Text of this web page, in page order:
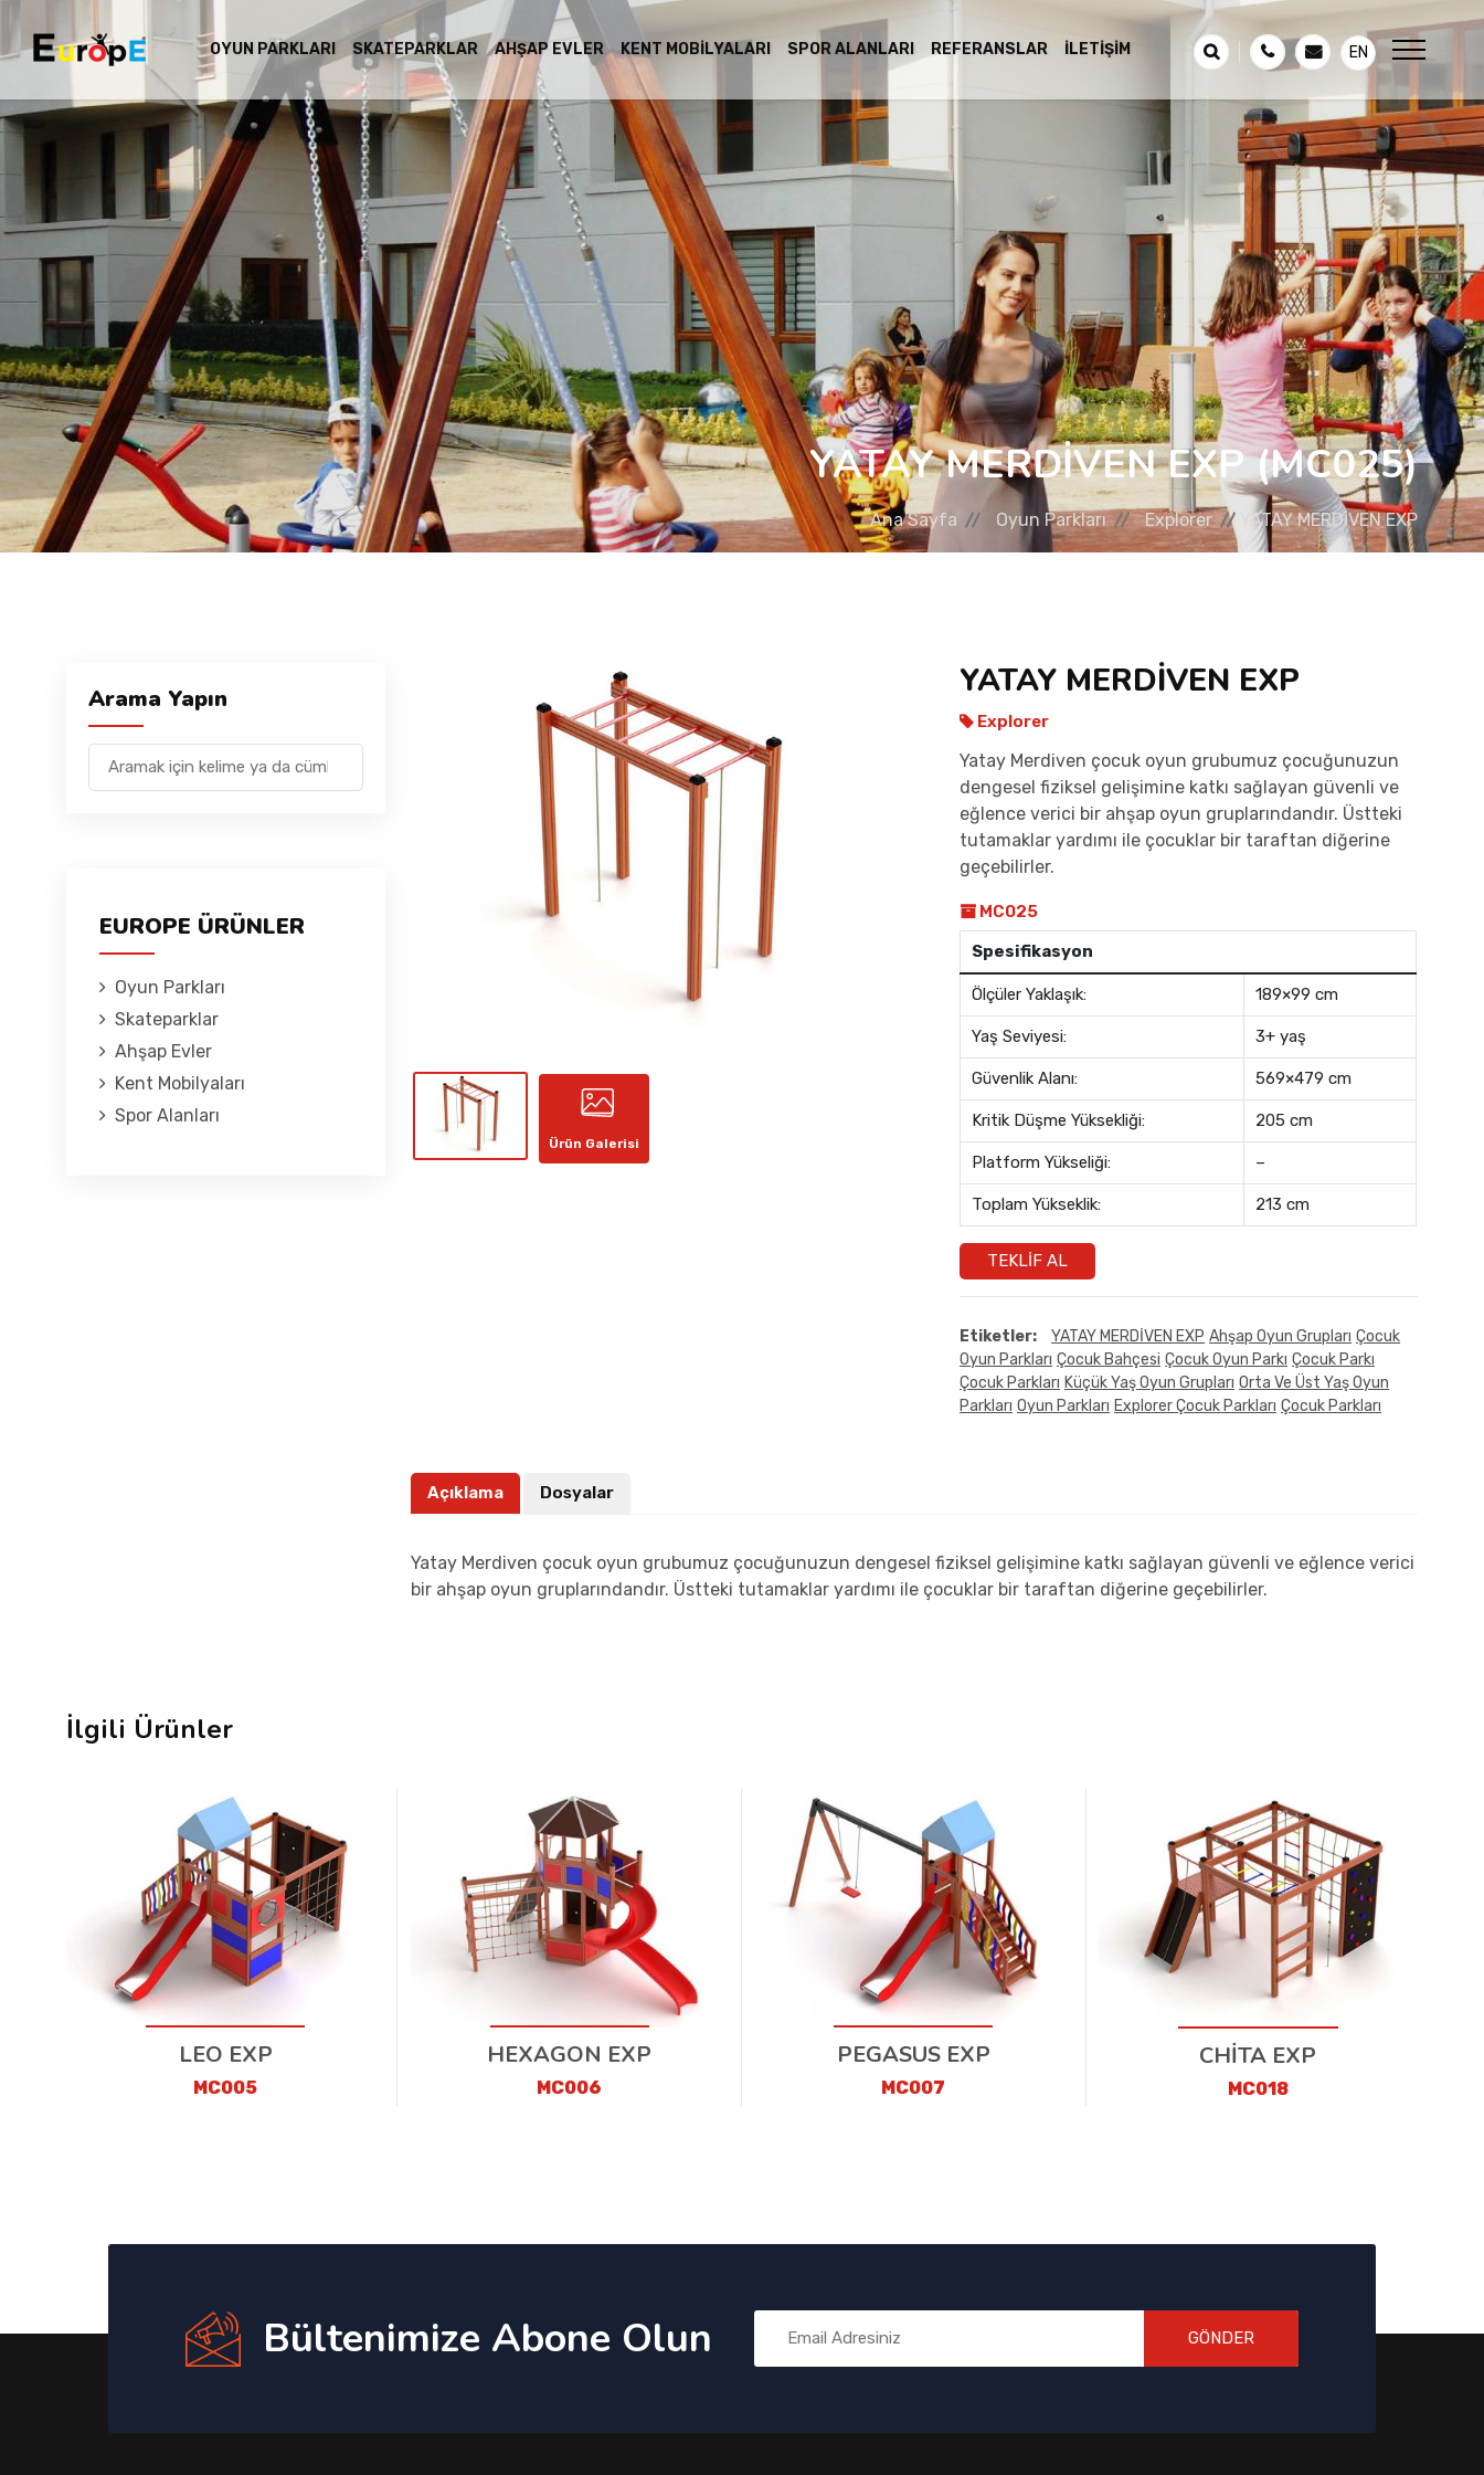
OYUN PARKLARI SKATEPARKLAR AHŞAP EVLER KENT MOBILYALARI SPOR ALANLARI REFERANSLAR İLETIŞIM EN
YATAY MERDİVEN EXP (MC025)
Ana Sayfa Oyun Parkları Explorer YATAY MERDİVEN EXP
Arama Yapın
EUROPE ÜRÜNLER
Oyun Parkları
Skateparklar
Ahşap Evler
Kent Mobilyaları
Spor Alanları
Ürün Galerisi
YATAY MERDİVEN EXP
Explorer
Yatay Merdiven çocuk oyun grubumuz çocuğunuzun
dengesel fiziksel gelişimine katkı sağlayan güvenli ve
eğlence verici bir ahşap oyun gruplarındandır. Üstteki
tutamaklar yardımı ile çocuklar bir taraftan diğerine
geçebilirler.
MC025
Spesifikasyon
Ölçüler Yaklaşık: 189×99 cm
Yaş Seviyesi: 3+ yaş
Güvenlik Alanı: 569×479 cm
Kritik Düşme Yüksekliği: 205 cm
Platform Yükseliği: –
Toplam Yükseklik: 213 cm
TEKLIF AL
Etiketler: YATAY MERDİVEN EXP Ahşap Oyun Grupları Çocuk
Oyun Parkları Çocuk Bahçesi Çocuk Oyun Parkı Çocuk Parkı
Çocuk Parkları Küçük Yaş Oyun Grupları Orta Ve Üst Yaş Oyun
Parkları Oyun Parkları Explorer Çocuk Parkları Çocuk Parkları
Açıklama Dosyalar
Yatay Merdiven çocuk oyun grubumuz çocuğunuzun dengesel fiziksel gelişimine katkı sağlayan güvenli ve eğlence verici
bir ahşap oyun gruplarındandır. Üstteki tutamaklar yardımı ile çocuklar bir taraftan diğerine geçebilirler.
İlgili Ürünler
LEO EXP
MC005
HEXAGON EXP
MC006
PEGASUS EXP
MC007
CHİTA EXP
MC018
Bültenimize Abone Olun GÖNDER